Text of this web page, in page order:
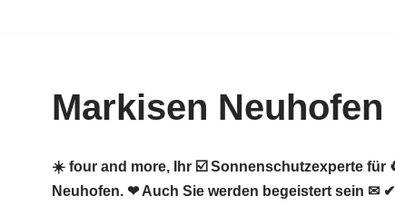
springenMarkisen Neuhofen
☀️ four and more, Ihr ☑️ Sonnenschutzexperte
Neuhofen. ❤ Auch Sie werden begeistert sein ✉